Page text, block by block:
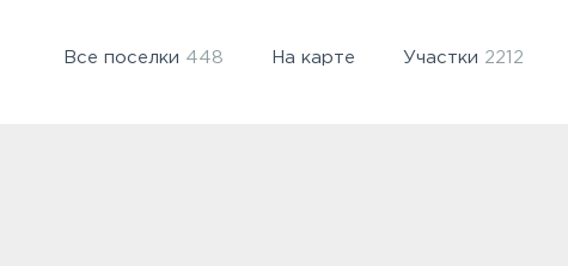
Все поселки 448 На карте Участки 2212